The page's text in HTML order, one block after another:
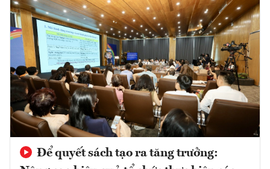
Để quyết sách tạo ra tăng trưởng: